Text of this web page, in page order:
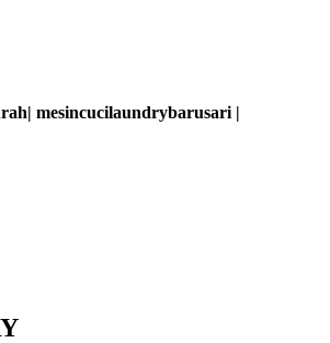
mesincucilaundrybarusari |